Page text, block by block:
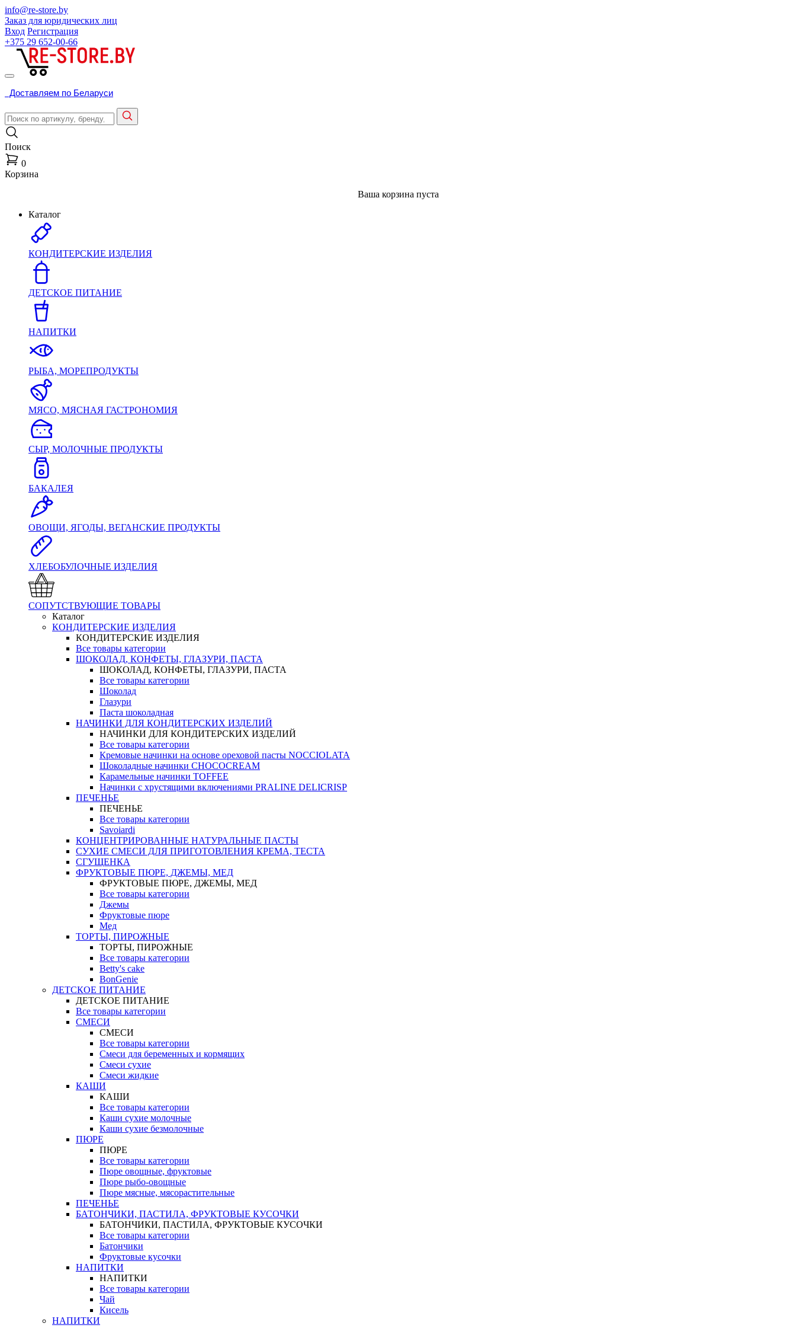
info@re-store.by
Заказ для юридических лиц
Вход Регистрация
+375 29 652-00-66
Доставляем по Беларуси
Поиск
0
Корзина
Ваша корзина пуста
Каталог
КОНДИТЕРСКИЕ ИЗДЕЛИЯ
ДЕТСКОЕ ПИТАНИЕ
НАПИТКИ
РЫБА, МОРЕПРОДУКТЫ
МЯСО, МЯСНАЯ ГАСТРОНОМИЯ
СЫР, МОЛОЧНЫЕ ПРОДУКТЫ
БАКАЛЕЯ
ОВОЩИ, ЯГОДЫ, ВЕГАНСКИЕ ПРОДУКТЫ
ХЛЕБОБУЛОЧНЫЕ ИЗДЕЛИЯ
СОПУТСТВУЮЩИЕ ТОВАРЫ
Каталог
КОНДИТЕРСКИЕ ИЗДЕЛИЯ
КОНДИТЕРСКИЕ ИЗДЕЛИЯ
Все товары категории
ШОКОЛАД, КОНФЕТЫ, ГЛАЗУРИ, ПАСТА
ШОКОЛАД, КОНФЕТЫ, ГЛАЗУРИ, ПАСТА
Все товары категории
Шоколад
Глазури
Паста шоколадная
НАЧИНКИ ДЛЯ КОНДИТЕРСКИХ ИЗДЕЛИЙ
НАЧИНКИ ДЛЯ КОНДИТЕРСКИХ ИЗДЕЛИЙ
Все товары категории
Кремовые начинки на основе ореховой пасты NOCCIOLATA
Шоколадные начинки CHOCOCREAM
Карамельные начинки TOFFEE
Начинки с хрустящими включениями PRALINE DELICRISP
ПЕЧЕНЬЕ
ПЕЧЕНЬЕ
Все товары категории
Savoiardi
КОНЦЕНТРИРОВАННЫЕ НАТУРАЛЬНЫЕ ПАСТЫ
СУХИЕ СМЕСИ ДЛЯ ПРИГОТОВЛЕНИЯ КРЕМА, ТЕСТА
СГУЩЕНКА
ФРУКТОВЫЕ ПЮРЕ, ДЖЕМЫ, МЕД
ФРУКТОВЫЕ ПЮРЕ, ДЖЕМЫ, МЕД
Все товары категории
Джемы
Фруктовые пюре
Мед
ТОРТЫ, ПИРОЖНЫЕ
ТОРТЫ, ПИРОЖНЫЕ
Все товары категории
Betty's cake
BonGenie
ДЕТСКОЕ ПИТАНИЕ
ДЕТСКОЕ ПИТАНИЕ
Все товары категории
СМЕСИ
СМЕСИ
Все товары категории
Смеси для беременных и кормящих
Смеси сухие
Смеси жидкие
КАШИ
КАШИ
Все товары категории
Каши сухие молочные
Каши сухие безмолочные
ПЮРЕ
ПЮРЕ
Все товары категории
Пюре овощные, фруктовые
Пюре рыбо-овощные
Пюре мясные, мясорастительные
ПЕЧЕНЬЕ
БАТОНЧИКИ, ПАСТИЛА, ФРУКТОВЫЕ КУСОЧКИ
БАТОНЧИКИ, ПАСТИЛА, ФРУКТОВЫЕ КУСОЧКИ
Все товары категории
Батончики
Фруктовые кусочки
НАПИТКИ
НАПИТКИ
Все товары категории
Чай
Кисель
НАПИТКИ